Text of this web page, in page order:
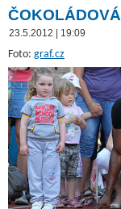
23.5.2012 | 19:09
Foto: graf.cz